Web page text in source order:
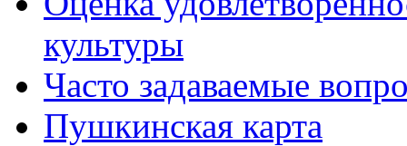
культуры
Часто задаваемые
Пушкинская карта